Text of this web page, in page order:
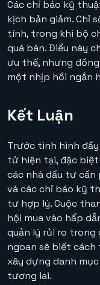
Các chỉ báo kỹ
kịch bản giảm. Chỉ
tính, trong khi bộ
quá bán. Điều này
ưu thế, nhưng
một nhịp hồi ngắn
Kết Luận
Trước tình hình
tử hiện tại, đặc biệt
các nhà đầu tư cần
và các chỉ báo kỹ
tư hợp lý. Cuộc
hội mua vào hấp
quản lý rủi ro trong
ngoan sẽ biết cách
xây dựng danh
tương lai.